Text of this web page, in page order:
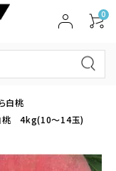
0
白桃
白桃 4kg(10～14玉)